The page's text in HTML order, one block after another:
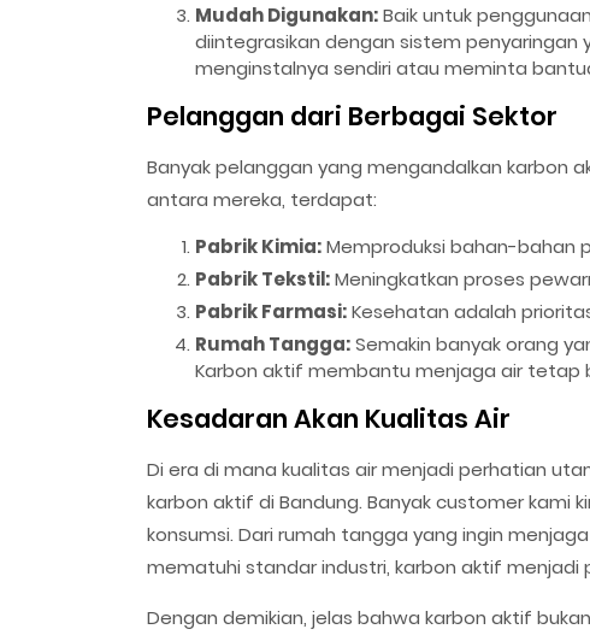
Mudah Digunakan:Baik untuk
diintegrasikan dengan sistem penyaringan
menginstalnya sendiri atau meminta
Pelanggan dari Berbagai Sektor
Banyak pelanggan yang mengandalkan karbon
antara mereka, terdapat:
Pabrik Kimia:Memproduksi bahan-bahan
Pabrik Tekstil:Meningkatkan proses
Pabrik Farmasi:Kesehatan adalah
Rumah Tangga:Semakin banyak orang
Karbon aktif membantu menjaga air tetap
Kesadaran Akan Kualitas Air
Di era di mana kualitas air menjadi perhatian
karbon aktif di Bandung. Banyak customer kami
konsumsi. Dari rumah tangga yang ingin
mematuhi standar industri, karbon aktif menjadi
Dengan demikian, jelas bahwa karbon aktif